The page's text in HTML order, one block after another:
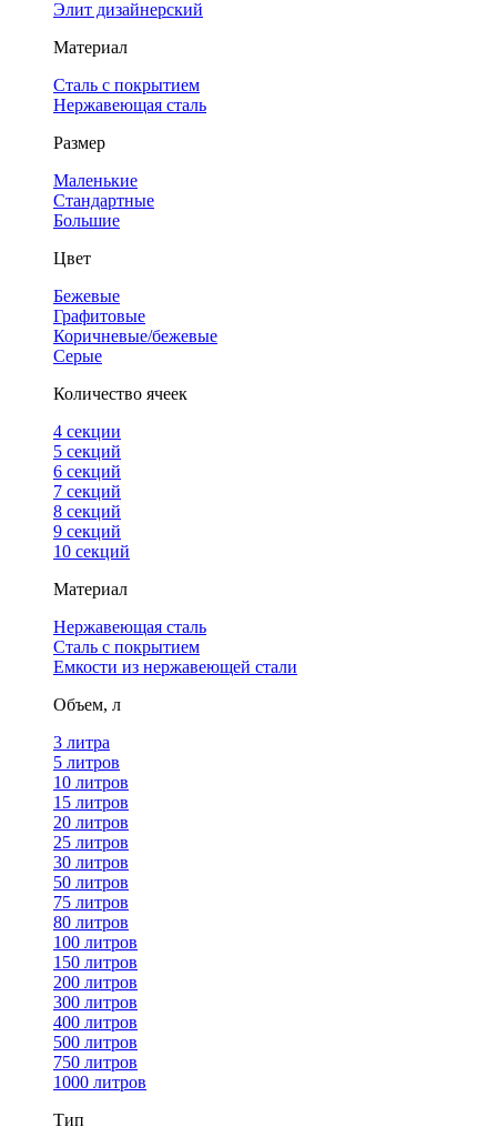
Элит дизайнерский
Материал
Сталь с покрытием
Нержавеющая сталь
Размер
Маленькие
Стандартные
Большие
Цвет
Бежевые
Графитовые
Коричневые/бежевые
Серые
Количество ячеек
4 cекции
5 секций
6 секций
7 секций
8 секций
9 секций
10 секций
Материал
Нержавеющая сталь
Сталь с покрытием
Емкости из нержавеющей стали
Объем, л
3 литра
5 литров
10 литров
15 литров
20 литров
25 литров
30 литров
50 литров
75 литров
80 литров
100 литров
150 литров
200 литров
300 литров
400 литров
500 литров
750 литров
1000 литров
Тип